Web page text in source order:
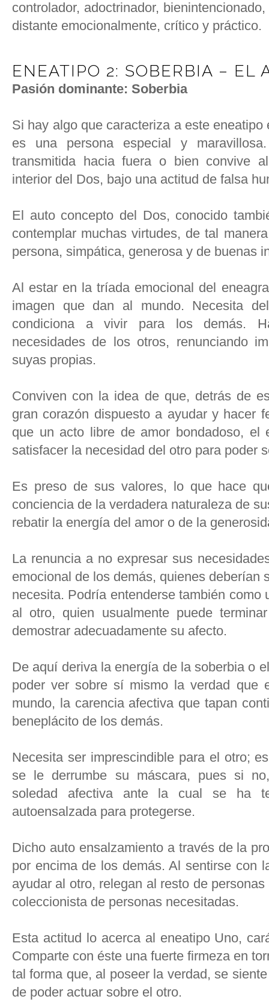
controlador, adoctrinador,
distante emocionalmente, crítico y práctico.
ENEATIPO 2: SOBERBIA – EL
Pasión dominante: Soberbia
Si hay algo que caracteriza a este
es una persona especial y
transmitida hacia fuera o bien convive
interior del Dos, bajo una actitud de falsa
El auto concepto del Dos, conocido
contemplar muchas virtudes, de tal
persona, simpática, generosa y de buenas
Al estar en la tríada emocional del
imagen que dan al mundo. Necesita
condiciona a vivir para los demás.
necesidades de los otros, renunciando
suyas propias.
Conviven con la idea de que, detrás de
gran corazón dispuesto a ayudar y hacer
que un acto libre de amor bondadoso, el
satisfacer la necesidad del otro para poder
Es preso de sus valores, lo que hace
conciencia de la verdadera naturaleza de
rebatir la energía del amor o de la
La renuncia a no expresar sus
emocional de los demás, quienes deberían
necesita. Podría entenderse también como
al otro, quien usualmente puede
demostrar adecuadamente su afecto.
De aquí deriva la energía de la soberbia o
poder ver sobre sí mismo la verdad que
mundo, la carencia afectiva que tapan
beneplácito de los demás.
Necesita ser imprescindible para el otro;
se le derrumbe su máscara, pues si
soledad afectiva ante la cual se ha
autoensalzada para protegerse.
Dicho auto ensalzamiento a través de la
por encima de los demás. Al sentirse con
ayudar al otro, relegan al resto de
coleccionista de personas necesitadas.
Esta actitud lo acerca al eneatipo Uno,
Comparte con éste una fuerte firmeza en
tal forma que, al poseer la verdad, se
de poder actuar sobre el otro.